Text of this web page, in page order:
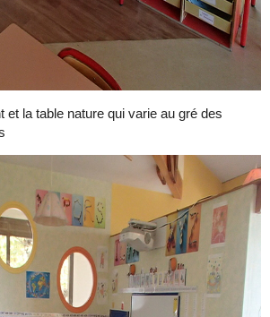
et la table nature qui varie au gré des